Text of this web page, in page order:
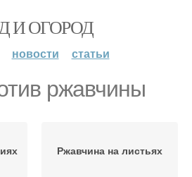
И ОГОРОД
новости статьи
ржавчины
Ржавчина на листьях